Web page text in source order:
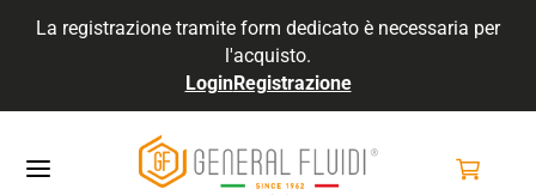
La registrazione tramite form dedicato è necessaria per
l'acquisto.
LoginRegistrazione
GENERALFLUIDI